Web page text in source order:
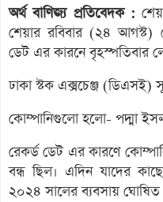
অর্থ বাণিজ্য প্রতিবেদক :
শেয়ার রবিবার (২৪ আগস্ট)
ডেট এর কারনে বৃহস্পতিবার
ঢাকা স্টক এক্সচেঞ্জ (ডিএসই)
কোম্পানিগুলো হলো- পদ্মা
রেকর্ড ডেট এর কারণে
বন্ধ ছিল। এদিন যাদের
২০২৪ সালের ব্যবসায় ঘোষিত